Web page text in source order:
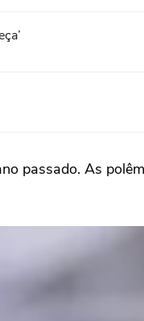
passado. As